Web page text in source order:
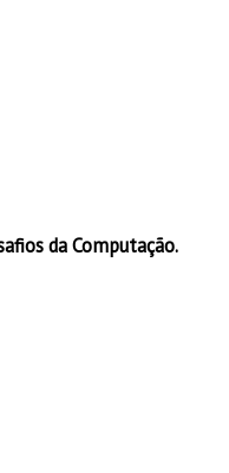
da Computação.